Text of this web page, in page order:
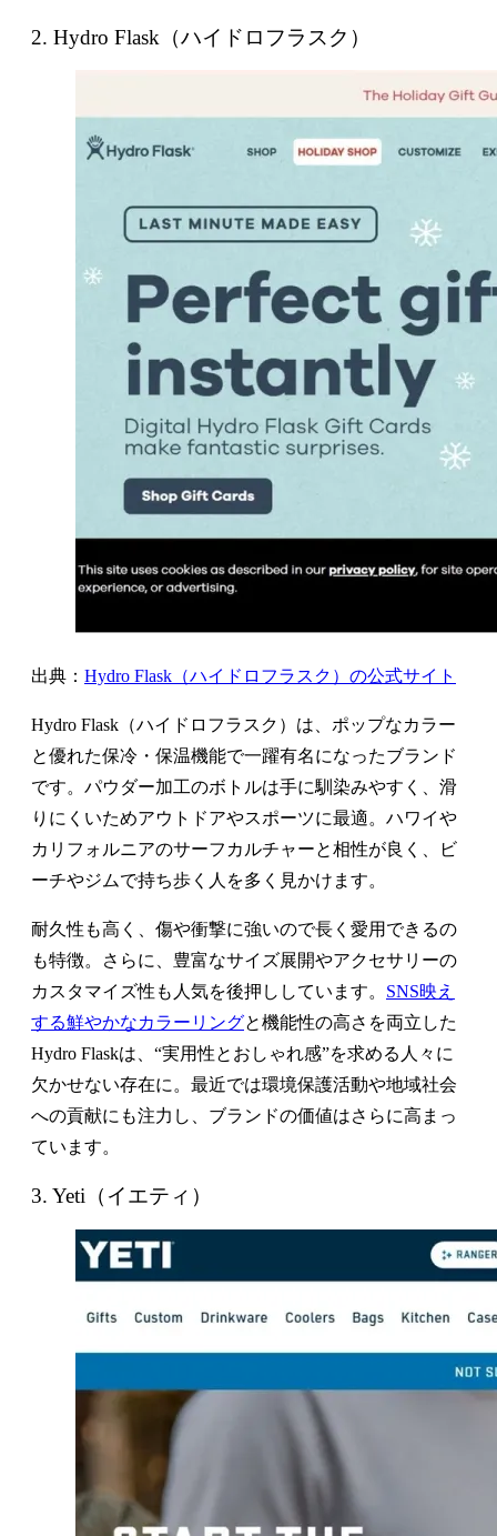
2. Hydro Flask（ハイドロフラスク）
出典： Hydro Flask（ハイドロフラスク）の公式サイト
Hydro Flask（ハイドロフラスク）は、ポップなカラー
と優れた保冷・保温機能で一躍有名になったブランド
です。パウダー加工のボトルは手に馴染みやすく、滑
りにくいためアウトドアやスポーツに最適。ハワイや
カリフォルニアのサーフカルチャーと相性が良く、ビ
ーチやジムで持ち歩く人を多く見かけます。
耐久性も高く、傷や衝撃に強いので長く愛用できるの
も特徴。さらに、豊富なサイズ展開やアクセサリーの
カスタマイズ性も人気を後押ししています。 SNS映え
する鮮やかなカラーリングと機能性の高さを両立した
Hydro Flaskは、“実用性とおしゃれ感”を求める人々に
欠かせない存在に。最近では環境保護活動や地域社会
への貢献にも注力し、ブランドの価値はさらに高まっ
ています。
3. Yeti（イエティ）